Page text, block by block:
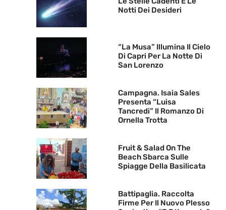
Notti Dei Desideri
“La Musa” Illumina Il Cielo
Di Capri Per La Notte Di
San Lorenzo
Campagna. Isaia Sales
Presenta “Luisa
Tancredi” Il Romanzo Di
Ornella Trotta
Fruit & Salad On The
Beach Sbarca Sulle
Spiagge Della Basilicata
Battipaglia. Raccolta
Firme Per Il Nuovo Plesso